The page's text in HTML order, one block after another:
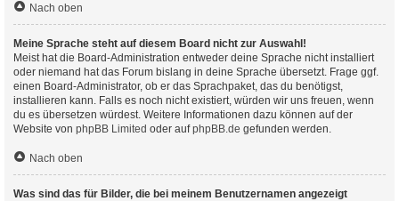
Nach oben
Meine Sprache steht auf diesem Board nicht zur Auswahl!
Meist hat die Board-Administration entweder deine Sprache nicht installiert
oder niemand hat das Forum bislang in deine Sprache übersetzt. Frage ggf.
einen Board-Administrator, ob er das Sprachpaket, das du benötigst,
installieren kann. Falls es noch nicht existiert, würden wir uns freuen, wenn
du es übersetzen würdest. Weitere Informationen dazu können auf der
Website von phpBB Limited oder aufphpBB.de gefunden werden.
Nach oben
Was sind das für Bilder, die bei meinem Benutzernamen angezeigt